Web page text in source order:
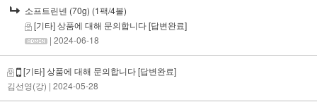
소프트린넨 (70g) (1팩/4볼)
[기타] 상품에 대해 문의합니다[답변완료]
| 2024-06-18
[기타] 상품에 대해 문의합니다[답변완료]
김선영(강) | 2024-05-28